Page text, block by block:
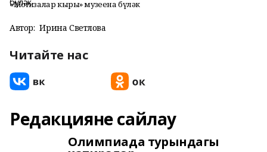
«Могҗизалар кыры» музеена бүләк
Автор: Ирина Светлова
Читайте нас
Редакцияне сайлау
Олимпиада турындагы